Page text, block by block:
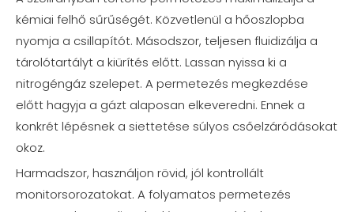
kémiai felhő sűrűségét. Közvetlenül a hőoszlopba
nyomja a csillapítót. Másodszor, teljesen fluidizálja a
tárolótartályt a kiürítés előtt. Lassan nyissa ki a
nitrogéngáz szelepet. A permetezés megkezdése
előtt hagyja a gázt alaposan elkeveredni. Ennek a
konkrét lépésnek a siettetése súlyos csőelzáródásokat
okoz.
Harmadszor, használjon rövid, jól kontrollált
monitorsorozatokat. A folyamatos permetezés